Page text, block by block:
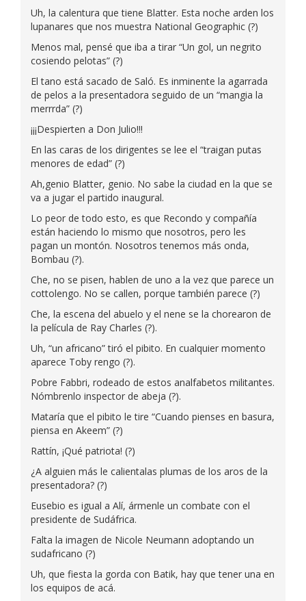
Uh, la calentura que tiene Blatter. Esta noche arden los
lupanares que nos muestra National Geographic (?)
Menos mal, pensé que iba a tirar “Un gol, un negrito
cosiendo pelotas” (?)
El tano está sacado de Saló. Es inminente la agarrada
de pelos a la presentadora seguido de un “mangia la
merrrda” (?)
¡¡¡Despierten a Don Julio!!!
En las caras de los dirigentes se lee el “traigan putas
menores de edad” (?)
Ah,genio Blatter, genio. No sabe la ciudad en la que se
va a jugar el partido inaugural.
Lo peor de todo esto, es que Recondo y compañía
están haciendo lo mismo que nosotros, pero les
pagan un montón. Nosotros tenemos más onda,
Bombau (?).
Che, no se pisen, hablen de uno a la vez que parece un
cottolengo. No se callen, porque también parece (?)
Che, la escena del abuelo y el nene se la chorearon de
la película de Ray Charles (?).
Uh, “un africano” tiró el pibito. En cualquier momento
aparece Toby rengo (?).
Pobre Fabbri, rodeado de estos analfabetos militantes.
Nómbrenlo inspector de abeja (?).
Mataría que el pibito le tire “Cuando pienses en basura,
piensa en Akeem” (?)
Rattín, ¡Qué patriota! (?)
¿A alguien más le calientalas plumas de los aros de la
presentadora? (?)
Eusebio es igual a Alí, ármenle un combate con el
presidente de Sudáfrica.
Falta la imagen de Nicole Neumann adoptando un
sudafricano (?)
Uh, que fiesta la gorda con Batik, hay que tener una en
los equipos de acá.